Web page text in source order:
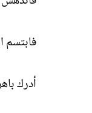
فابتسم
أدرك